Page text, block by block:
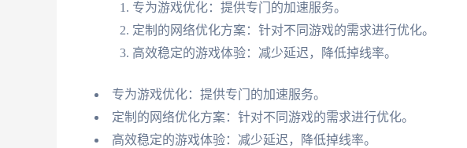
专为游戏优化：提供专门的加速服务。
定制的网络优化方案：针对不同游戏的需求进行优化。
高效稳定的游戏体验：减少延迟，降低掉线率。
专为游戏优化：提供专门的加速服务。
定制的网络优化方案：针对不同游戏的需求进行优化。
高效稳定的游戏体验：减少延迟，降低掉线率。